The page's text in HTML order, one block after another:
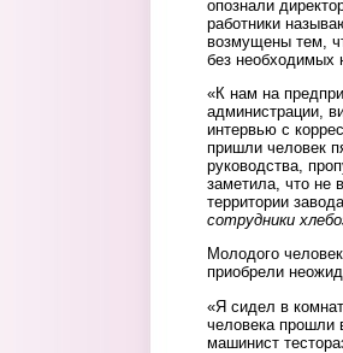
опознали
работники
возмущены тем,
без необходимых
«К нам на
администрации,
интервью с
пришли человек
руководства,
заметила, что не
территории
сотрудники
Молодого
приобрели
«Я сидел в
человека прошли
машинист